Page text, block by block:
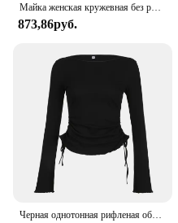
Майка женская кружевная без рукавов, Базовая Универсальная пикантная Облегающая рубашка с разрезом, с цветочным принтом, с V-образным вырезом, летняя уличная одежда, черный цвет
873,86руб.
Черная однотонная рифленая облегающая женская футболка с длинным рукавом и круглым вырезом, шикарная модная элегантная простая футболка со шнуровкой